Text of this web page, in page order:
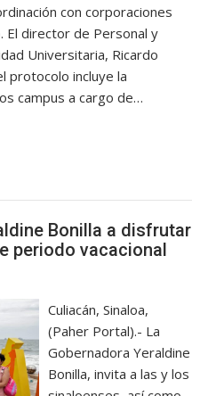
con corporaciones
El director de Personal y
Universitaria, Ricardo
protocolo incluye la
campus a cargo de…
Bonilla a disfrutar
periodo vacacional
Culiacán, Sinaloa,
(Paher Portal).- La
Gobernadora Yeraldine
Bonilla, invita a las y los